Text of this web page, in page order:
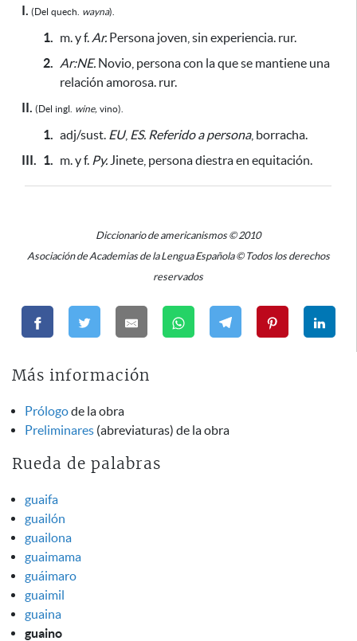
I. (Del quech. wayna).
1. m. y f. Ar. Persona joven, sin experiencia. rur.
2. Ar:NE. Novio, persona con la que se mantiene una
relación amorosa. rur.
II. (Del ingl. wine, vino).
1. adj/sust. EU, ES. Referido a persona, borracha.
III. 1. m. y f. Py. Jinete, persona diestra en equitación.
Diccionario de americanismos © 2010
Asociación de Academias de la Lengua Española © Todos los derechos
reservados
Más información
Prólogode la obra
Preliminares (abreviaturas) de la obra
Rueda de palabras
guaifa
guailón
guailona
guaimama
guáimaro
guaimil
guaina
guaino